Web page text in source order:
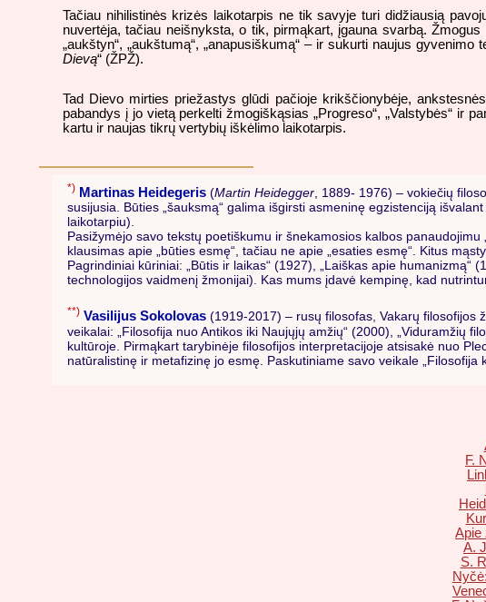
Tačiau nihilistinės krizės laikotarpis ne tik savyje turi didžiausią
nuvertėja, tačiau neišnyksta, o tik, pirmąkart, įgauna svarbą.
„aukštyn“, „aukštumą“, „anapusiškumą“ – ir sukurti naujus gyvenimo
Dievą“ (ŽPŽ).
Tad Dievo mirties priežastys glūdi pačioje krikščionybėje,
pabandys į jo vietą perkelti žmogiškąsias „Progreso“, „Valstybės“ ir
kartu ir naujas tikrų vertybių iškėlimo laikotarpis.
*) Martinas Heidegeris (Martin Heidegger , 1889- 1976) – vokiečių
susijusia. Būties „šauksmą“ galima išgirsti asmeninę egzistenciją
laikotarpiu).
Pasižymėjo savo tekstų poetiškumu ir šnekamosios kalbos
klausimas apie „būties esmę“, tačiau ne apie „esaties esmę“. Kitus
Pagrindiniai kūriniai: „Būtis ir laikas“ (1927), „Laiškas apie
technologijos vaidmenį žmonijai). Kas mums įdavė kempinę, kad
**) Vasilijus Sokolovas (1919-2017) – rusų filosofas, Vakarų filosofijos
veikalai: „Filosofija nuo Antikos iki Naujųjų amžių“ (2000), „Viduramžių
kultūroje. Pirmąkart tarybinėje filosofijos interpretacijoje atsisakė nuo
natūralistinę ir metafizinę jo esmę. Paskutiniame savo veikale
F.
Apie
A.
S.